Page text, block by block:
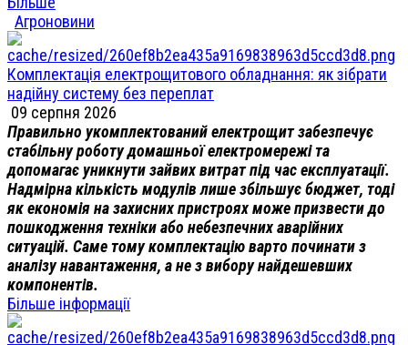
Агроновини
Комплектація електрощитового обладнання: як зібрати
надійну систему без переплат
09 серпня 2026
Правильно укомплектований електрощит забезпечує
стабільну роботу домашньої електромережі та
допомагає уникнути зайвих витрат під час експлуатації.
Надмірна кількість модулів лише збільшує бюджет, тоді
як економія на захисних пристроях може призвести до
пошкодження техніки або небезпечних аварійних
ситуацій. Саме тому комплектацію варто починати з
аналізу навантаження, а не з вибору найдешевших
компонентів.
Більше інформації